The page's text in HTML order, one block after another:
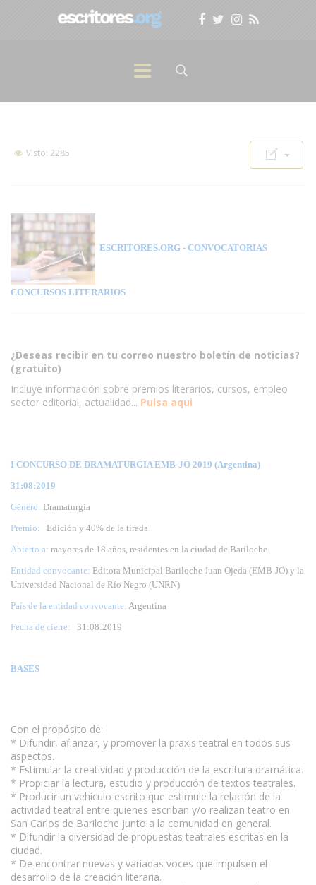
Visto: 2285
ESCRITORES.ORG - CONVOCATORIAS
CONCURSOS LITERARIOS
¿Deseas recibir en tu correo nuestro boletín de noticias?
(gratuito)
Incluye información sobre premios literarios, cursos, empleo
sector editorial, actualidad... Pulsa aqui
I CONCURSO DE DRAMATURGIA EMB-JO 2019 (Argentina)
31:08:2019
Género: Dramaturgia
Premio:
Edición y 40% de la tirada
Abierto a: mayores de 18 años, residentes en la ciudad de Bariloche
Entidad convocante: Editora Municipal Bariloche Juan Ojeda (EMB-JO) y la
Universidad Nacional de Río Negro (UNRN)
País de la entidad convocante: Argentina
Fecha de cierre: 31 :08:2019
BASES
Con el propósito de:
* Difundir, afianzar, y promover la praxis teatral en todos sus
aspectos.
* Estimular la creatividad y producción de la escritura dramática.
* Propiciar la lectura, estudio y producción de textos teatrales.
* Producir un vehículo escrito que estimule la relación de la
actividad teatral entre quienes escriban y/o realizan teatro en
San Carlos de Bariloche junto a la comunidad en general.
* Difundir la diversidad de propuestas teatrales escritas en la
ciudad.
* De encontrar nuevas y variadas voces que impulsen el
desarrollo de la creación literaria.